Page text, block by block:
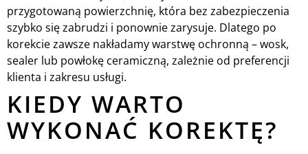
przygotowaną powierzchnię, która bez zabezpieczenia
szybko się zabrudzi i ponownie zarysuje. Dlatego po
korekcie zawsze nakładamy warstwę ochronną – wosk,
sealer lub powłokę ceramiczną, zależnie od preferencji
klienta i zakresu usługi.
KIEDY WARTO
WYKONAĆ KOREKTĘ?